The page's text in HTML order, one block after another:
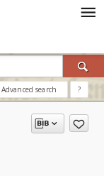
Advanced search ?